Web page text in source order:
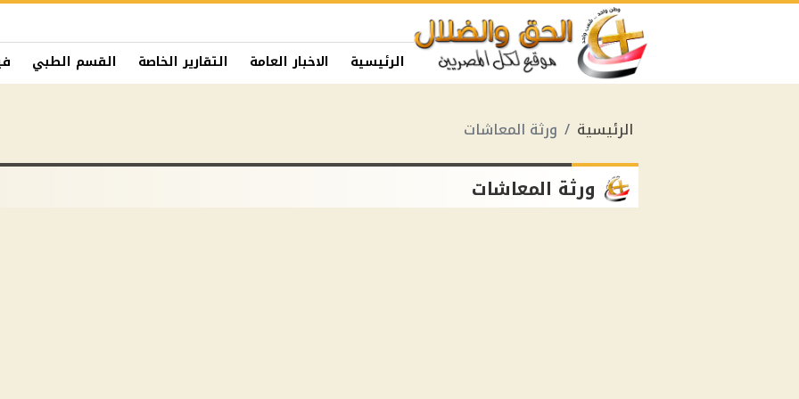
الرئيسية الاخبار العامة التقارير الخاصة القسم الطبي
الرئيسية ورثة المعاشات
ورثة المعاشات